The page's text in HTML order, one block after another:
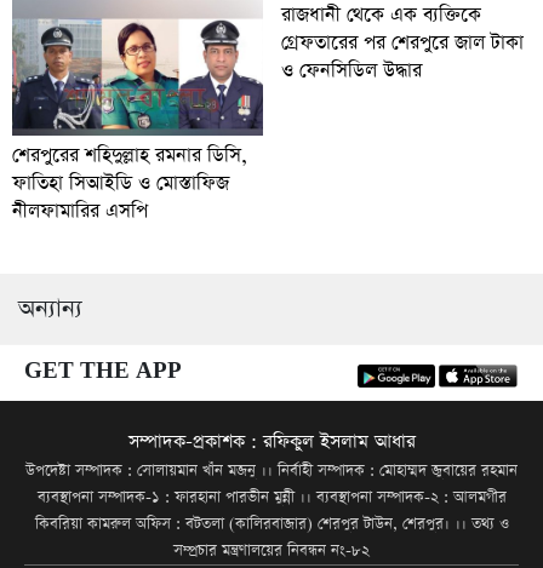
শেরপুরের শহিদুল্লাহ রমনার ডিসি,
ফাতিহা সিআইডি ও মোস্তাফিজ
নীলফামারির এসপি
রাজধানী থেকে এক ব্যক্তিকে
গ্রেফতারের পর শেরপুরে জাল টাকা
ও ফেনসিডিল উদ্ধার
অন্যান্য
GET THE APP
সম্পাদক-প্রকাশক : রফিকুল ইসলাম আধার
উপদেষ্টা সম্পাদক : সোলায়মান খাঁন মজনু ।। নির্বাহী সম্পাদক : মোহাম্মদ জুবায়ের রহমান
ব্যবস্থাপনা সম্পাদক-১ : ফারহানা পারভীন মুন্নী ।। ব্যবস্থাপনা সম্পাদক-২ : আলমগীর
কিবরিয়া কামরুল অফিস : বটতলা (কালিরবাজার) শেরপুর টাউন, শেরপুর। ।। তথ্য ও
সম্প্রচার মন্ত্রণালয়ের নিবন্ধন নং-৮২